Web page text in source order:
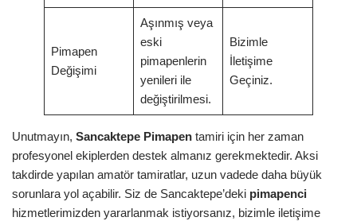
Pimapen
Değişimi
Aşınmış veya
eski
pimapenlerin
yenileri ile
değiştirilmesi.
Bizimle
İletişime
Geçiniz.
Unutmayın, Sancaktepe Pimapen tamiri için her zaman
profesyonel ekiplerden destek almanız gerekmektedir. Aksi
takdirde yapılan amatör tamiratlar, uzun vadede daha büyük
sorunlara yol açabilir. Siz de Sancaktepe’deki pimapenci
hizmetlerimizden yararlanmak istiyorsanız, bizimle iletişime